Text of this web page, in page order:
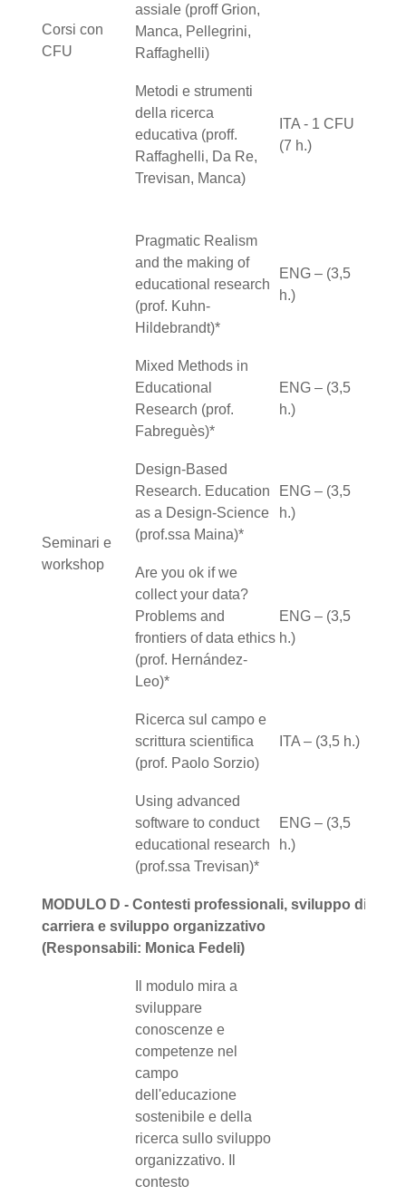
Corsi con
CFU
assiale (proff Grion,
Manca, Pellegrini,
Raffaghelli)
Metodi e strumenti
della ricerca
educativa (proff.
Raffaghelli, Da Re,
Trevisan, Manca)
ITA - 1 CFU
(7 h.)
Seminari e
workshop
Pragmatic Realism
and the making of
educational research
(prof. Kuhn-
Hildebrandt)*
ENG – (3,5
h.)
Mixed Methods in
Educational
Research (prof.
Fabreguès)*
ENG – (3,5
h.)
Design-Based
Research. Education
as a Design-Science
(prof.ssa Maina)*
ENG – (3,5
h.)
Are you ok if we
collect your data?
Problems and
frontiers of data ethics
(prof. Hernández-
Leo)*
ENG – (3,5
h.)
Ricerca sul campo e
scrittura scientifica
(prof. Paolo Sorzio)
ITA – (3,5 h.)
Using advanced
software to conduct
educational research
(prof.ssa Trevisan)*
ENG – (3,5
h.)
MODULO D - Contesti professionali, sviluppo di
carriera e sviluppo organizzativo
(Responsabili: Monica Fedeli)
Il modulo mira a
sviluppare
conoscenze e
competenze nel
campo
dell'educazione
sostenibile e della
ricerca sullo sviluppo
organizzativo. Il
contesto